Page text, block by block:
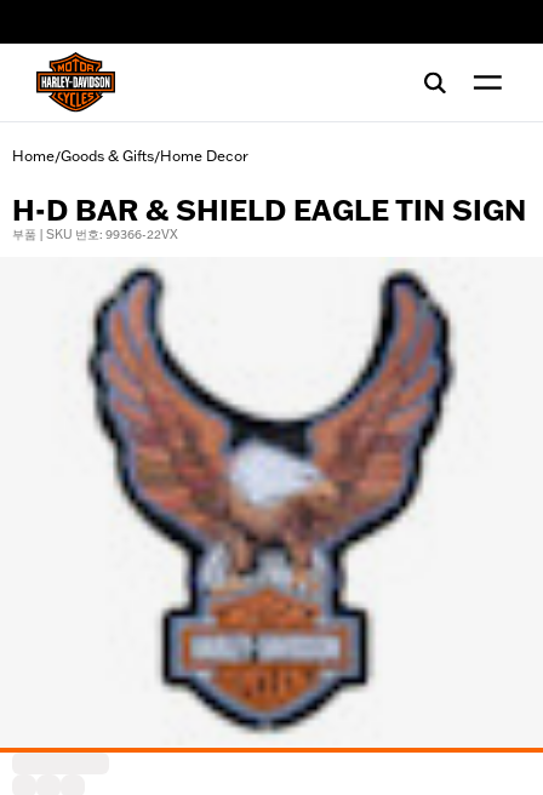
Home/Goods & Gifts/Home Decor
H-D BAR & SHIELD EAGLE TIN SIGN
부품 | SKU 번호: 99366-22VX